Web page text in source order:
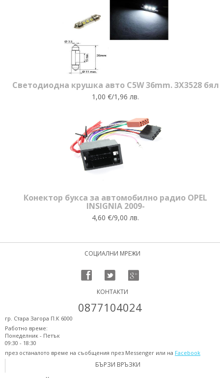
Светодиодна крушка авто C5W 36mm. 3X3528 бял
1,00 €/1,96 лв.
Конектор букса за автомобилно радио OPEL
INSIGNIA 2009-
4,60 €/9,00 лв.
СОЦИАЛНИ МРЕЖИ
КОНТАКТИ
0877104024
гр. Стара Загора П.К 6000
Работно време:
Понеделник - Петък
09:30 - 18:30
през останалото време на съобщения през Messenger или на Facebook
БЪРЗИ ВРЪЗКИ